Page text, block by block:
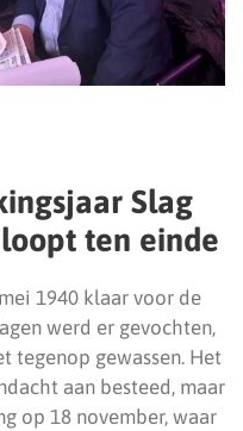
Slag
ten einde
1940 klaar voor de
werd er gevochten,
tegenop gewassen. Het
aan besteed, maar
op 18 november, waar